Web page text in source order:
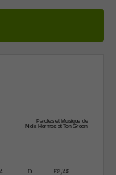
Paroles et Musique de
Niels Hermes et Ton Groen
D F©7/A©